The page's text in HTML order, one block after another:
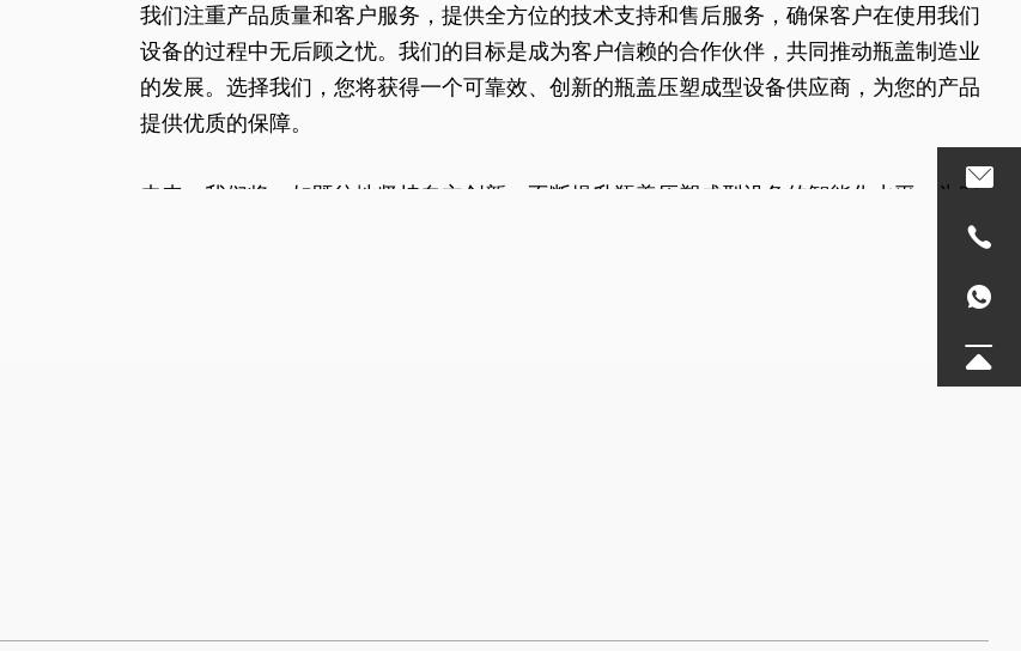
我们注重产品质量和客户服务，提供全方位的技术支持和售后服务，确保客户在使用我们
设备的过程中无后顾之忧。我们的目标是成为客户信赖的合作伙伴，共同推动瓶盖制造业
的发展。选择我们，您将获得一个可靠效、创新的瓶盖压塑成型设备供应商，为您的产品
提供优质的保障。
未来，我们将一如既往地坚持自主创新，不断提升瓶盖压塑成型设备的智能化水平，为客